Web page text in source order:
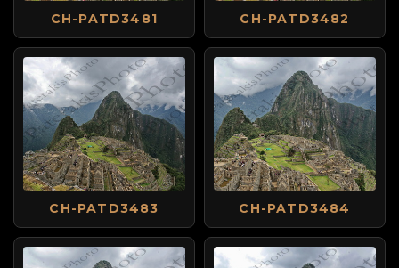
CH-PATD3481 CH-PATD3482
CH-PATD3483 CH-PATD3484